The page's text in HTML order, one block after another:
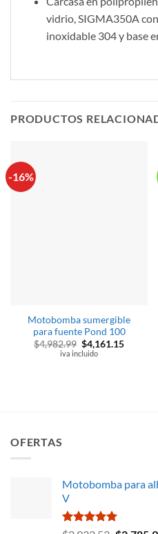
vidrio, SIGMA350A
inoxidable 304 y base
PRODUCTOS
-16%
Motobomba sumergible
para fuente Pond 100
$4,982.99 El
precio
$4,161.15El
iva incluido
OFERTAS
Motobomba para
V